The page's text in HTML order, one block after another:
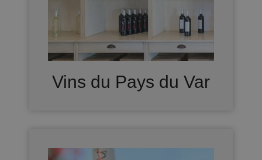
Vins du Pays du Var